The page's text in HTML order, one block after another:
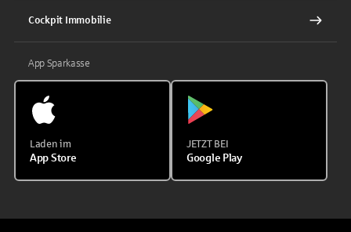
Cockpit Immobilie
App Sparkasse
Laden im
App Store
JETZT BEI
Google Play